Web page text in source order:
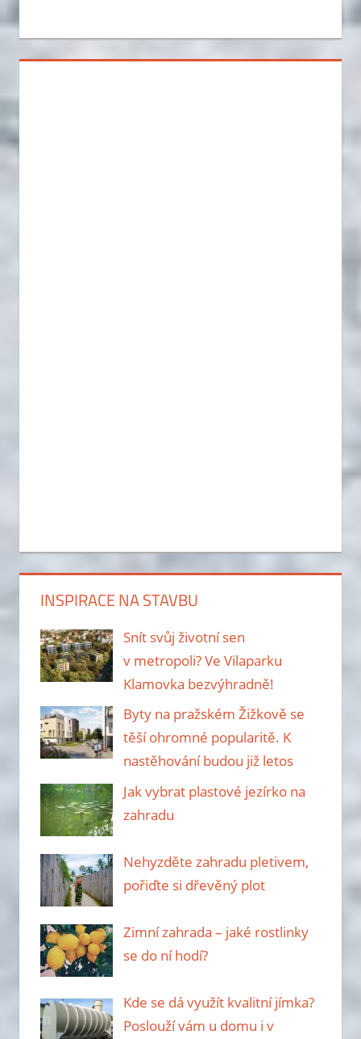
INSPIRACE NA STAVBU
Snít svůj životní sen
v metropoli? Ve Vilaparku
Klamovka bezvýhradně!
Byty na pražském Žižkově se
těší ohromné popularitě. K
nastěhování budou již letos
Jak vybrat plastové jezírko na
zahradu
Nehyzděte zahradu pletivem,
pořiďte si dřevěný plot
Zimní zahrada – jaké rostlinky
se do ní hodí?
Kde se dá využít kvalitní jímka?
Poslouží vám u domu i v